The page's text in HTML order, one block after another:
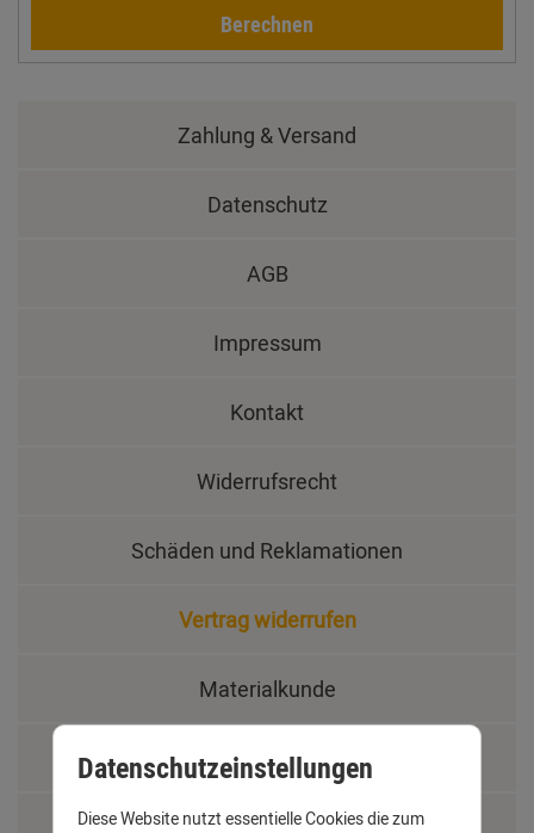
Berechnen
Zahlung & Versand
Datenschutz
AGB
Impressum
Kontakt
Widerrufsrecht
Schäden und Reklamationen
Vertrag widerrufen
Materialkunde
Fachbegriffe
Jobs
Datenschutzeinstellungen
Diese Website nutzt essentielle Cookies die zum